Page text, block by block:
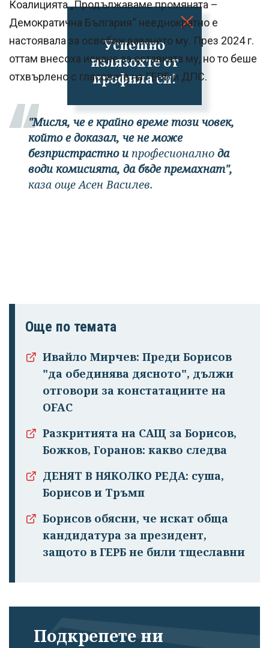
Успешно
излязохте от
профила си!
Коалицията „Продължаваме промяната –
Демократична България“ нееднократно е
настоявала за освобождаването му. През 2024 г.
оттам внесоха искане за оставката му, но то беше
отхвърлено с гласовете на ГЕРБ и ДПС.
"Мисля, че е крайно време този човек,
който е доказал, че не може
безпристрастно и професионално да
води комисията, да бъде премахнат",
каза още Асен Василев.
Още по темата
Ивайло Мирчев: Преди Борисов
"да обединява дясното", дължи
отговори за констатациите на
OFAC
Разкритията на САЩ за Борисов,
Божков, Горанов: какво следва
ДЕНЯТ В НЯКОЛКО РЕДА: суша,
Борисов и Тръмп
Борисов обясни, че искат обща
кандидатура за президент,
защото в ГЕРБ не били тщеславни
Подкрепете ни